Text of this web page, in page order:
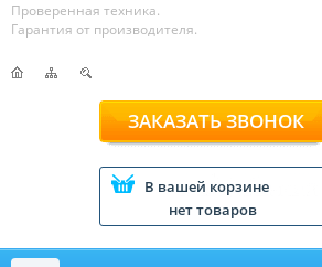
Проверенная техника.
Гарантия от производителя.
ЗАКАЗАТЬ ЗВОНОК
В вашей корзине
нет товаров